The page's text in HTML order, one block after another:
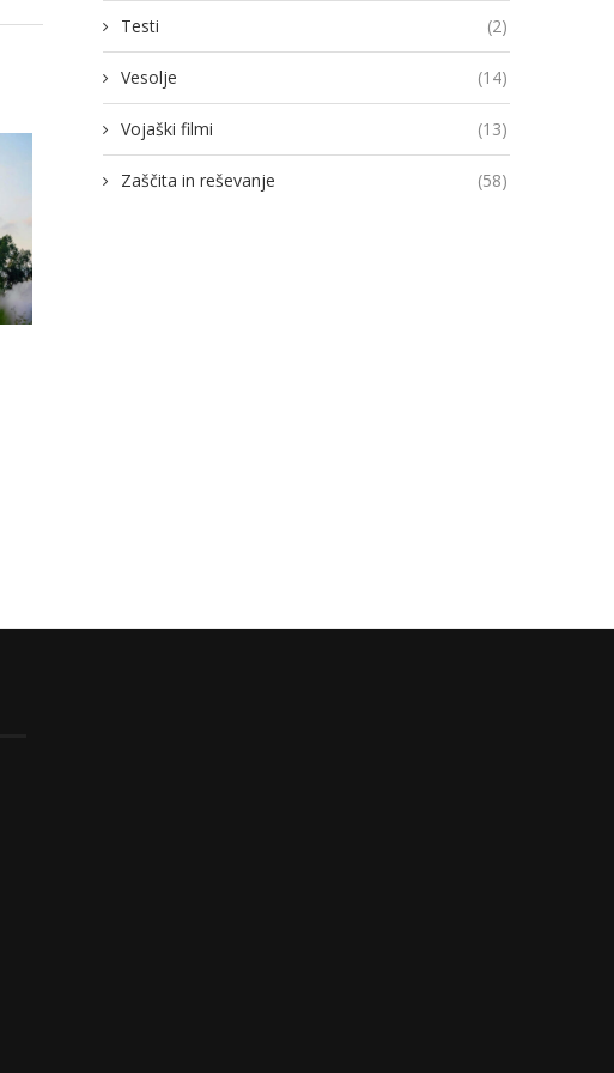
Testi (2)
Vesolje (14)
Vojaški filmi (13)
Zaščita in reševanje (58)